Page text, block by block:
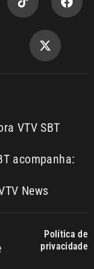
News
Política de
privacidade